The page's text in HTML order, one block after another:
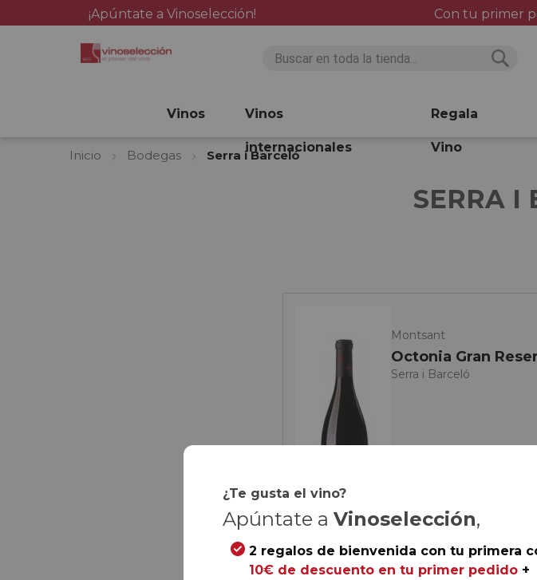
¡Apúntate a Vinoselección! Con tu primer
Vinos Vinos
internacionales
Regala
Vino
Inicio Bodegas Serra i Barceló
SERRA I
Montsant
Octonia Gran
Serra i Barceló
¿Te gusta el vino?
Apúntate a Vinoselección,
2 regalos de bienvenida con tu primera
10€ de descuento en tu primer pedido+